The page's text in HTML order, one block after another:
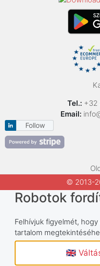
Tel.: +32
Email:
Follow
© 2013-
Robotok
Felhívjuk figyelmét,
tartalom
🇬🇧